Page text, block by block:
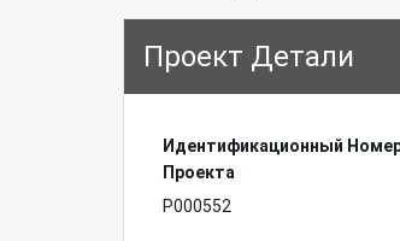
Проект Детали
Идентификационный
Проекта
P000552